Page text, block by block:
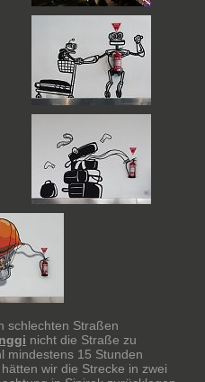
schlechten Straßen
nicht die Straße zu
mindestens 15 Stunden
wir die Strecke in zwei